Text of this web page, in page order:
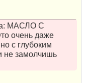
МАСЛО С
очень даже
с глубоким
не замолчишь